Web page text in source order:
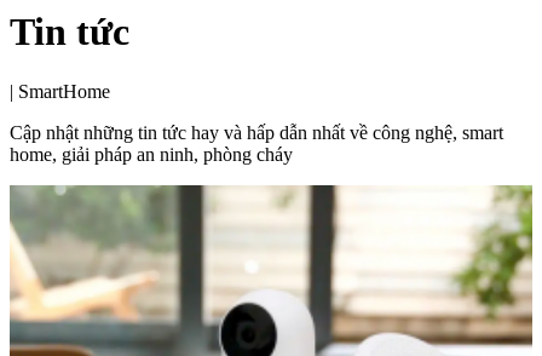
Tin tức
| SmartHome
Cập nhật những tin tức hay và hấp dẫn nhất về công nghệ, smart
home, giải pháp an ninh, phòng cháy